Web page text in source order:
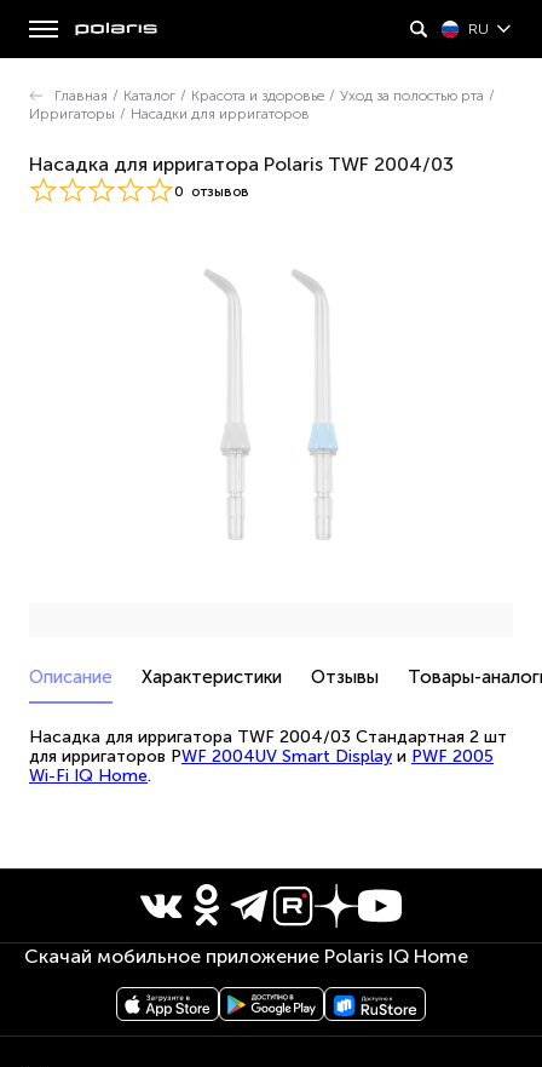
RU
Главная / Каталог / Красота и здоровье / Уход за полостью рта /
Ирригаторы / Насадки для ирригаторов
Насадка для ирригатора Polaris TWF 2004/03
0 отзывов
Описание Характеристики Отзывы Товары-
Насадка для ирригатора TWF 2004/03 Стандартная 2 шт
для ирригаторов PWF 2004UV Smart Display и PWF 2005
Wi-Fi IQ Home.
Скачай мобильное приложение Polaris IQ Home